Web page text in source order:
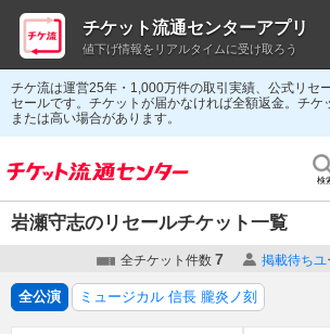
チケ流は運営25年・1,000万件の取引実績、公式リセ
セールです。チケットが届かなければ全額返金。チケ
または高い場合があります。
検
岩瀬守志のリセールチケット一覧
全チケット件数 7 掲載待ちユ
全公演 ミュージカル 信長 朧炎ノ刻
チケット流通センターアプリ
値下げ情報をリアルタイムに受け取ろう